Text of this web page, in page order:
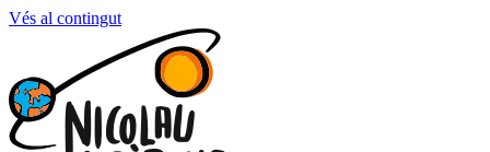
Vés al contingut